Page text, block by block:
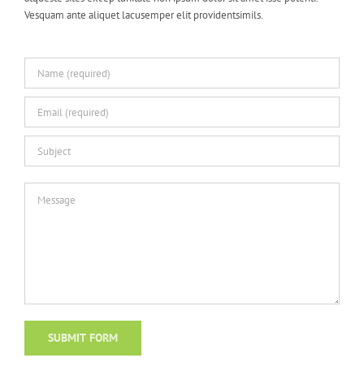
Vesquam ante aliquet lacusemper elit providentsimils.